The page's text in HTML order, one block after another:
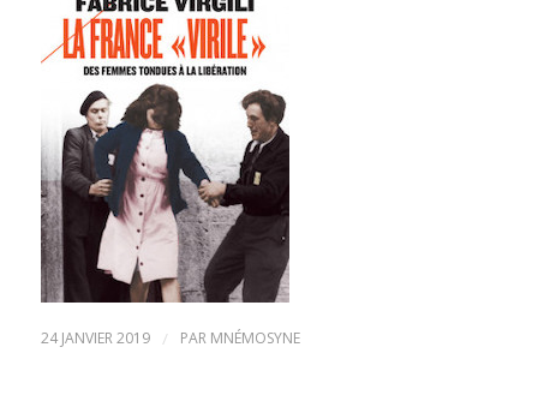
24 JANVIER 2019 / PAR MNÉMOSYNE